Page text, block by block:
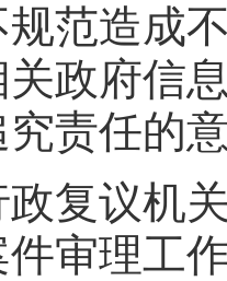
范造成
政府信
责任的
议机关
审理工